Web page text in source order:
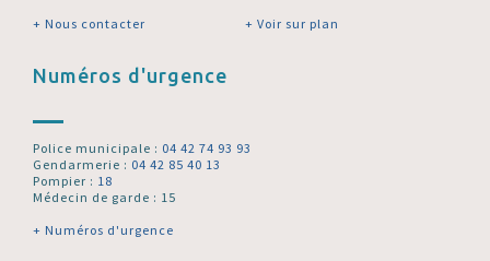
+ Nous contacter
+ Voir sur plan
Numéros d'urgence
Police municipale : 04 42 74 93 93
Gendarmerie : 04 42 85 40 13
Pompier : 18
Médecin de garde : 15
+ Numéros d'urgence